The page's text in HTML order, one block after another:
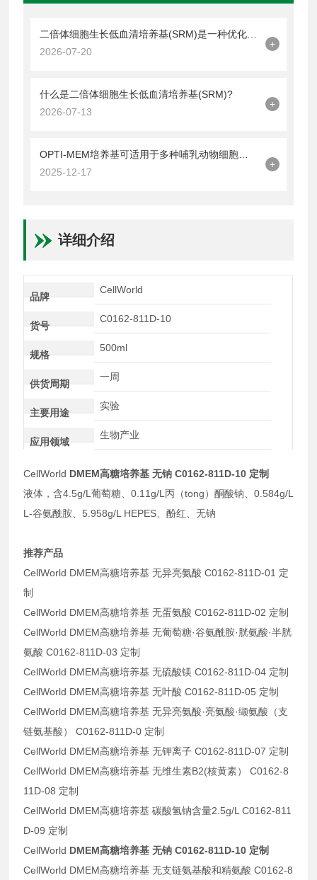
2026-07-20
+
什么是二倍体细胞生长低血清培养基(SRM)?
2026-07-13
+
2025-12-17
+
详细介绍
品牌
CellWorld
货号
C0162-811D-10
规格
500ml
供货周期
一周
主要用途
实验
应用领域
生物产业
CellWorld DMEM高糖培养基 无钠 C0162-811D-10 定制
液体，含4.5g/L葡萄糖、0.11g/L丙（tong）酮酸钠、0.584g/L
L-谷氨酰胺、5.958g/L HEPES、酚红、无钠
推荐产品
CellWorld DMEM高糖培养基 无异亮氨酸 C0162-811D-01 定
制
CellWorld DMEM高糖培养基 无蛋氨酸 C0162-811D-02 定制
CellWorld DMEM高糖培养基 无葡萄糖·谷氨酰胺·胱氨酸·半胱
氨酸 C0162-811D-03 定制
CellWorld DMEM高糖培养基 无硫酸镁 C0162-811D-04 定制
CellWorld DMEM高糖培养基 无叶酸 C0162-811D-05 定制
CellWorld DMEM高糖培养基 无异亮氨酸·亮氨酸·缬氨酸（支
链氨基酸） C0162-811D-0 定制
CellWorld DMEM高糖培养基 无钾离子 C0162-811D-07 定制
CellWorld DMEM高糖培养基 无维生素B2(核黄素） C0162-8
11D-08 定制
CellWorld DMEM高糖培养基 碳酸氢钠含量2.5g/L C0162-811
D-09 定制
CellWorld DMEM高糖培养基 无钠 C0162-811D-10 定制
CellWorld DMEM高糖培养基 无支链氨基酸和精氨酸 C0162-8